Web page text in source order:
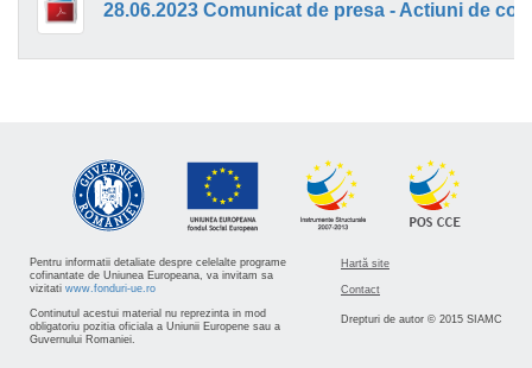
Pentru informatii detaliate despre celelalte programe
cofinantate de Uniunea Europeana, va invitam sa
vizitati www.fonduri-ue.ro
Continutul acestui material nu reprezinta in mod
obligatoriu pozitia oficiala a Uniunii Europene sau a
Guvernului Romaniei.
Hartă site
Contact
Drepturi de autor © 2015 SIAMC